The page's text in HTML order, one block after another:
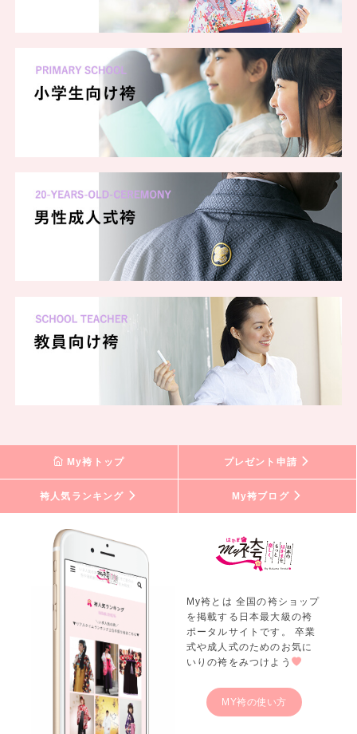
My袴トップ プレゼント申請
袴人気ランキング My袴ブログ
My袴とは 全国の袴ショップ
を掲載する日本最大級の袴
ポータルサイトです。 卒業
式や成人式のためのお気に
いりの袴をみつけよう
MY袴の使い方